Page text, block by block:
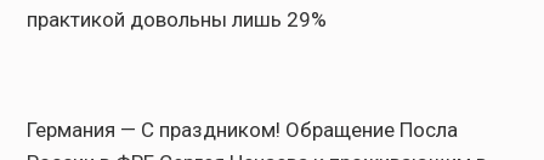
практикой довольны лишь 29%
Германия — С праздником! Обращение Посла